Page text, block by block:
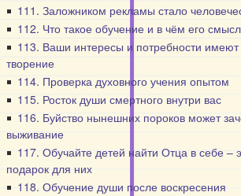
111. Заложником рекламы стало
112. Что такое обучение и в чём его
113. Ваши интересы и потребности имеют
творение
114. Проверка духовного учения опытом
115. Росток души смертного внутри вас
116. Буйство нынешних пороков может
выживание
117. Обучайте детей найти Отца в себе –
подарок для них
118. Обучение души после воскресения